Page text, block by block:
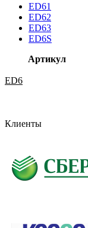
ED61
ED62
ED63
ED6S
Артикул
ED6
Клиенты